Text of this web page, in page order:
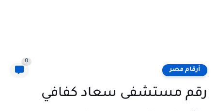
أرقام مصر
0
رقم مستشفى سعاد كفافي